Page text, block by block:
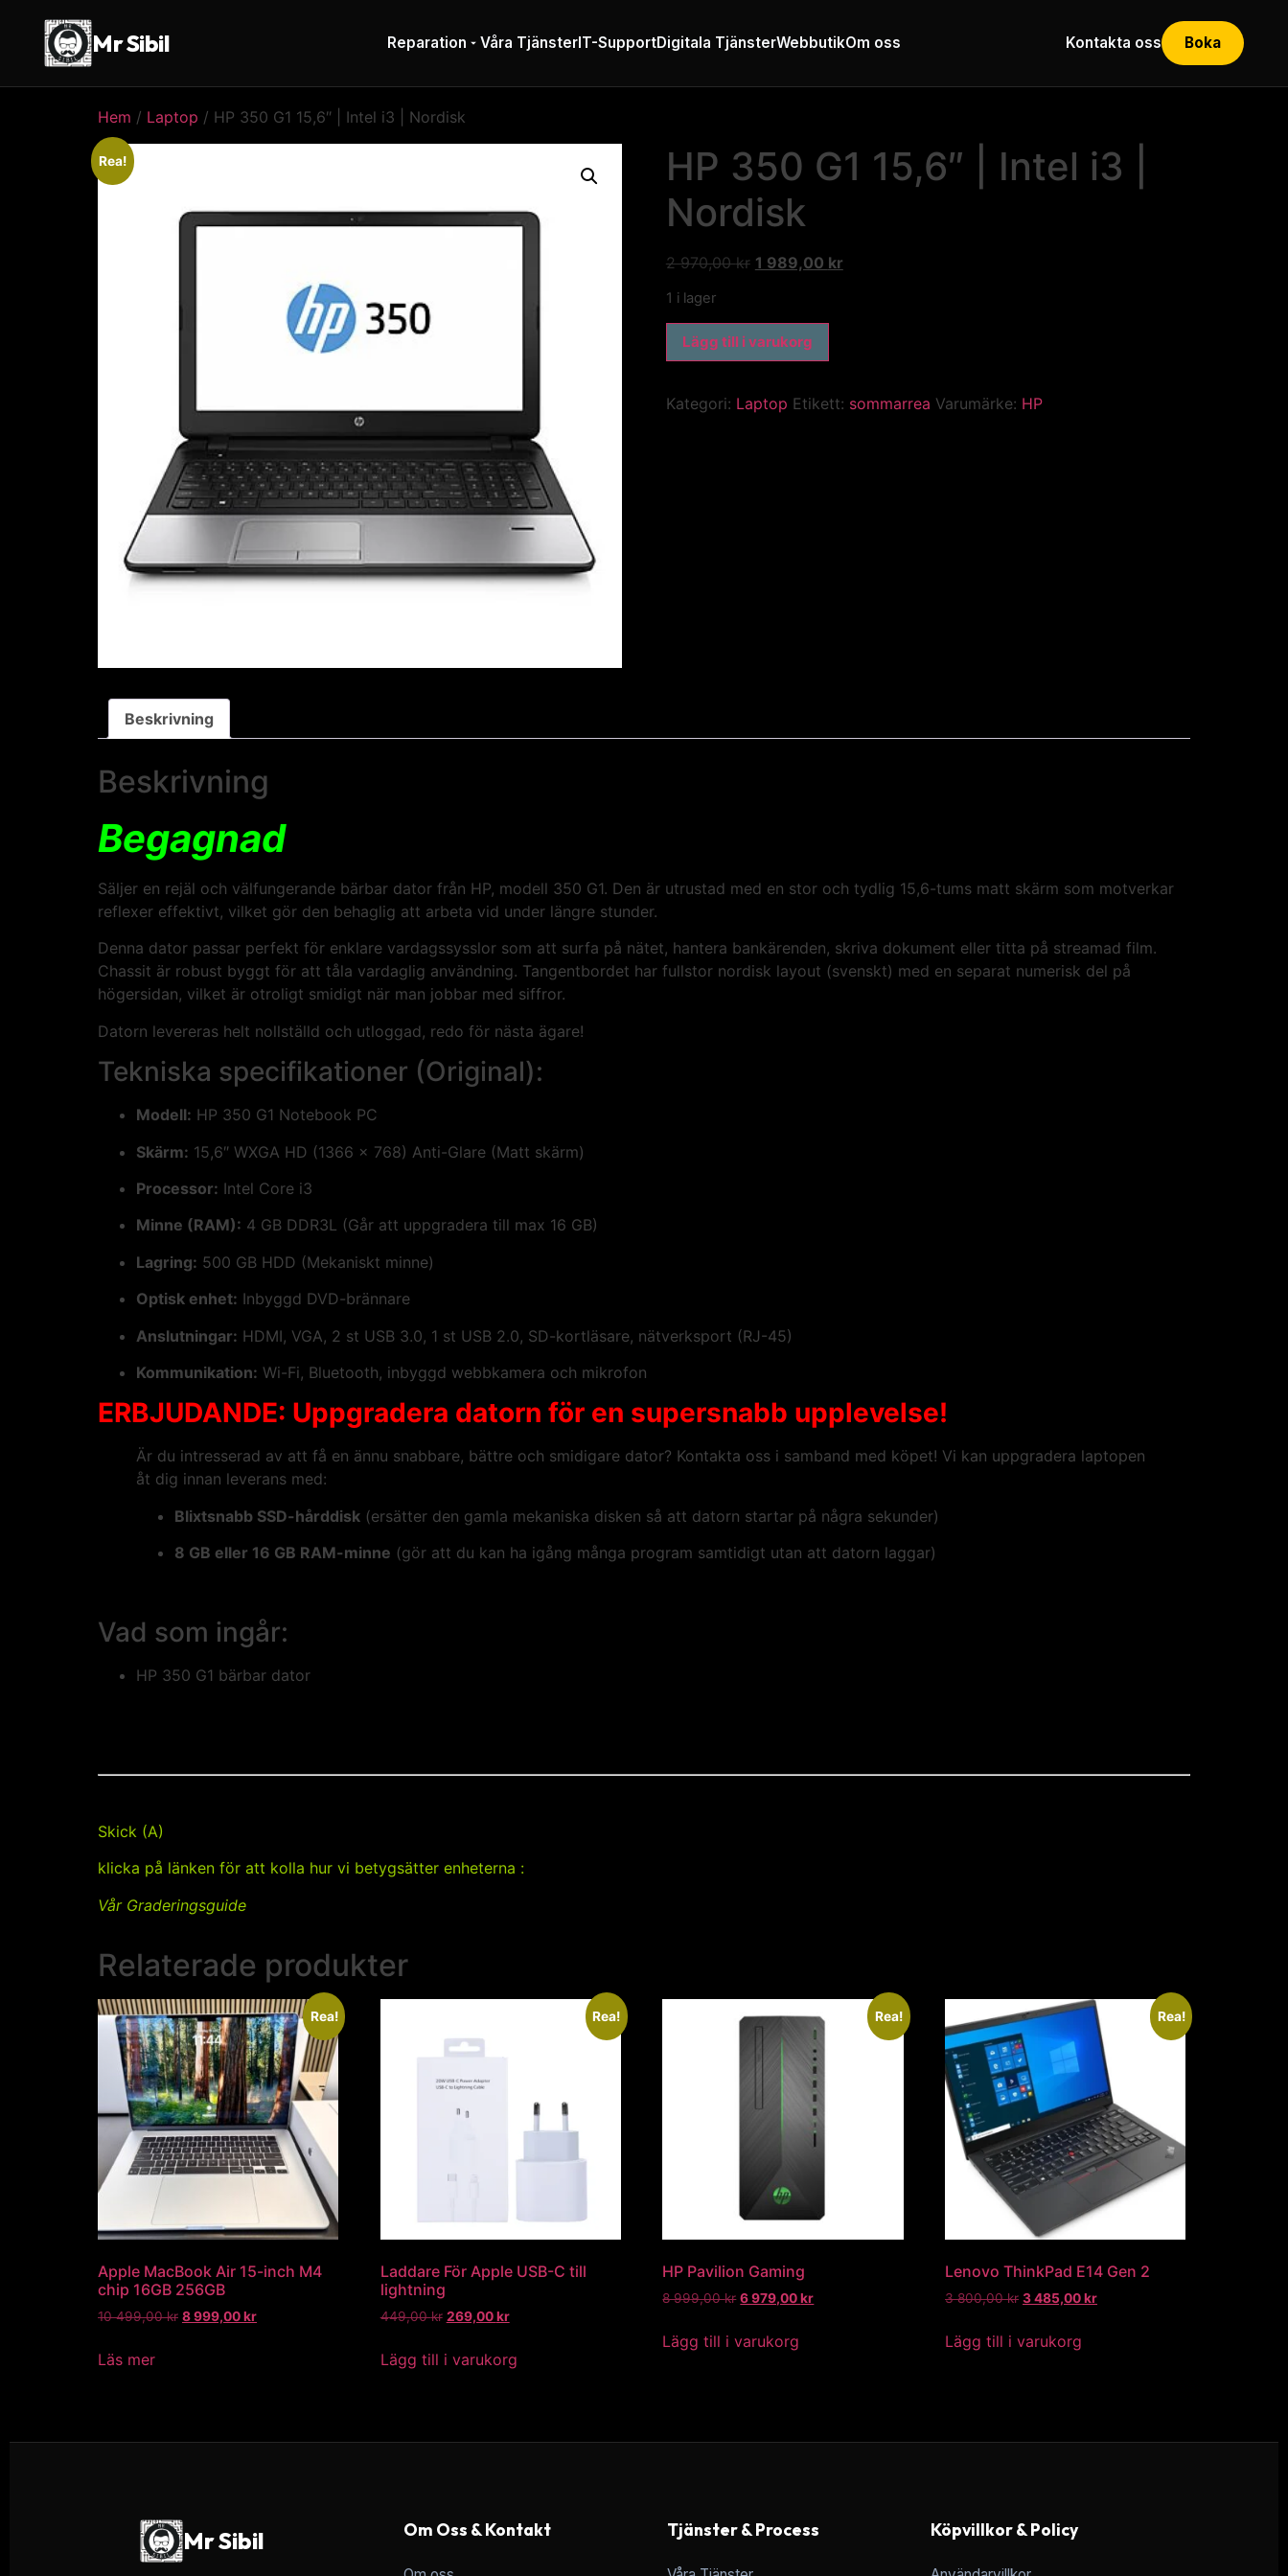
Mr Sibil Reparation Våra TjänsterIT-SupportDigitala TjänsterWebbutikOm oss Kontakta oss Boka
Hem / Laptop / HP 350 G1 15,6″ | Intel i3 | Nordisk
Rea!
HP 350 G1 15,6″ | Intel i3 |
Nordisk
2 970,00kr 1 989,00 kr
1 i lager
Lägg till i varukorg
Kategori: Laptop Etikett: sommarrea Varumärke: HP
Beskrivning
Beskrivning
Begagnad
Säljer en rejäl och välfungerande bärbar dator från HP, modell 350 G1. Den är utrustad med en stor och tydlig 15,6-tums matt skärm som motverkar
reflexer effektivt, vilket gör den behaglig att arbeta vid under längre stunder.
Denna dator passar perfekt för enklare vardagssysslor som att surfa på nätet, hantera bankärenden, skriva dokument eller titta på streamad film.
Chassit är robust byggt för att tåla vardaglig användning. Tangentbordet har fullstor nordisk layout (svenskt) med en separat numerisk del på
högersidan, vilket är otroligt smidigt när man jobbar med siffror.
Datorn levereras helt nollställd och utloggad, redo för nästa ägare!
Tekniska specifikationer (Original):
Modell: HP 350 G1 Notebook PC
Skärm: 15,6″ WXGA HD (1366 x 768) Anti-Glare (Matt skärm)
Processor: Intel Core i3
Minne (RAM): 4 GB DDR3L (Går att uppgradera till max 16 GB)
Lagring: 500 GB HDD (Mekaniskt minne)
Optisk enhet: Inbyggd DVD-brännare
Anslutningar: HDMI, VGA, 2 st USB 3.0, 1 st USB 2.0, SD-kortläsare, nätverksport (RJ-45)
Kommunikation: Wi-Fi, Bluetooth, inbyggd webbkamera och mikrofon
ERBJUDANDE: Uppgradera datorn för en supersnabb upplevelse!
Är du intresserad av att få en ännu snabbare, bättre och smidigare dator? Kontakta oss i samband med köpet! Vi kan uppgradera laptopen
åt dig innan leverans med:
Blixtsnabb SSD-hårddisk (ersätter den gamla mekaniska disken så att datorn startar på några sekunder)
8 GB eller 16 GB RAM-minne (gör att du kan ha igång många program samtidigt utan att datorn laggar)
Vad som ingår:
HP 350 G1 bärbar dator
Skick (A)
klicka på länken för att kolla hur vi betygsätter enheterna :
Vår Graderingsguide
Relaterade produkter
Rea!
Apple MacBook Air 15-inch M4
chip 16GB 256GB
10 499,00kr 8 999,00kr
Läs mer
Rea!
Laddare För Apple USB-C till
lightning
449,00kr 269,00kr
Lägg till i varukorg
Rea!
HP Pavilion Gaming
8 999,00kr 6 979,00kr
Lägg till i varukorg
Rea!
Lenovo ThinkPad E14 Gen 2
3 800,00kr 3 485,00kr
Lägg till i varukorg
Mr Sibil Om Oss & Kontakt Tjänster & Process Köpvillkor & Policy